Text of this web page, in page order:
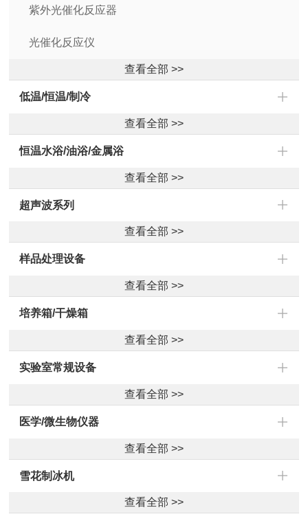
紫外光催化反应器
光催化反应仪
查看全部 >>
低温/恒温/制冷
查看全部 >>
恒温水浴/油浴/金属浴
查看全部 >>
超声波系列
查看全部 >>
样品处理设备
查看全部 >>
培养箱/干燥箱
查看全部 >>
实验室常规设备
查看全部 >>
医学/微生物仪器
查看全部 >>
雪花制冰机
查看全部 >>